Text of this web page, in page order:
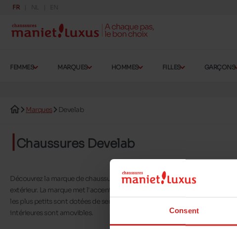
Consent
FR NL EN
FEMMES MARQUES HOMMES FILLES GARÇONS
Marques Develab
Chaussures Develab
Découvrez la marque de chaussures pour enfantDevelab. La marque
extérieur. La marque met l'accent sur le
les plus petits sont dotées de semelles flexibles. Les Develab offrent un
intérieures sont amovibles.